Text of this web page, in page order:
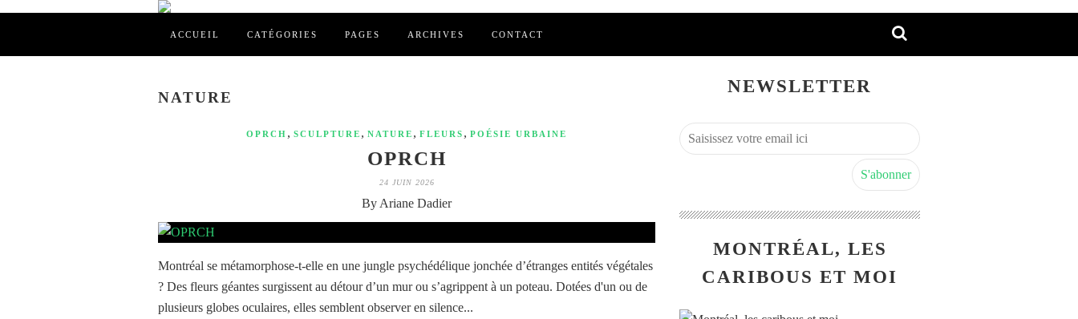
ACCUEIL CATÉGORIES PAGES ARCHIVES CONTACT
NATURE
OPRCH , SCULPTURE , NATURE , FLEURS , POÉSIE URBAINE
OPRCH
24 JUIN 2026
By Ariane Dadier
Montréal se métamorphose-t-elle en une jungle psychédélique jonchée d’étranges entités végétales
? Des fleurs géantes surgissent au détour d’un mur ou s’agrippent à un poteau. Dotées d'un ou de
plusieurs globes oculaires, elles semblent observer en silence...
NEWSLETTER
MONTRÉAL, LES
CARIBOUS ET MOI